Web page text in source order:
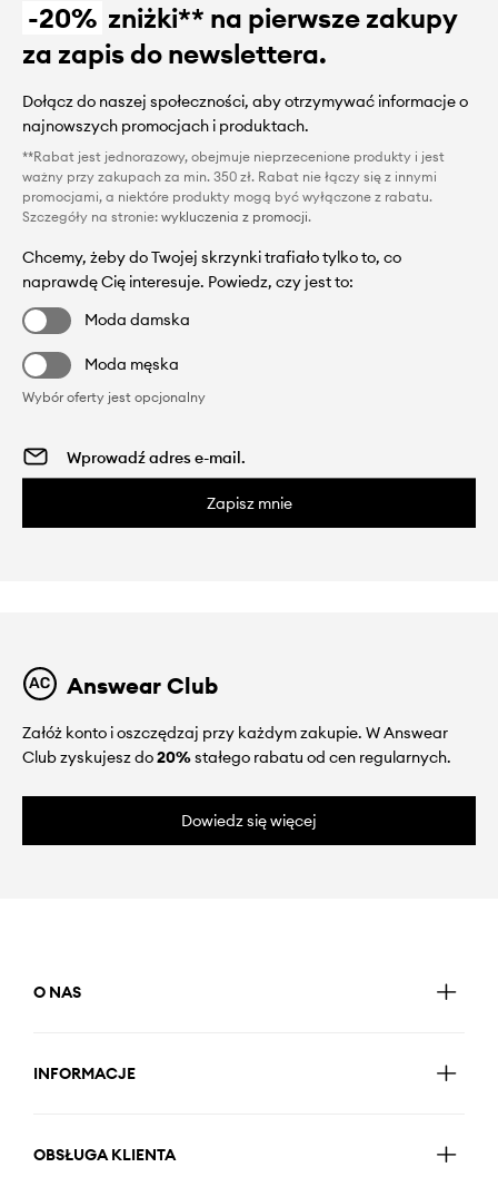
-20% zniżki** na pierwsze zakupy
za zapis do newslettera.
Dołącz do naszej społeczności, aby otrzymywać informacje o
najnowszych promocjach i produktach.
**Rabat jest jednorazowy, obejmuje nieprzecenione produkty i jest
ważny przy zakupach za min. 350 zł. Rabat nie łączy się z innymi
promocjami, a niektóre produkty mogą być wyłączone z rabatu.
Szczegóły na stronie: wykluczenia z promocji.
Chcemy, żeby do Twojej skrzynki trafiało tylko to, co
naprawdę Cię interesuje. Powiedz, czy jest to:
Moda damska
Moda męska
Wybór oferty jest opcjonalny
Zapisz mnie
Answear Club
Załóż konto i oszczędzaj przy każdym zakupie. W Answear
Club zyskujesz do20%stałego rabatu od cen regularnych.
Dowiedz się więcej
O NAS
INFORMACJE
OBSŁUGA KLIENTA